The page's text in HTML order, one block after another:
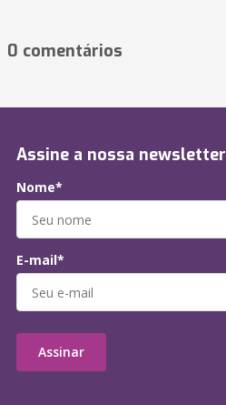
0 comentários
Assine a nossa newsletter
Nome*
E-mail*
Assinar